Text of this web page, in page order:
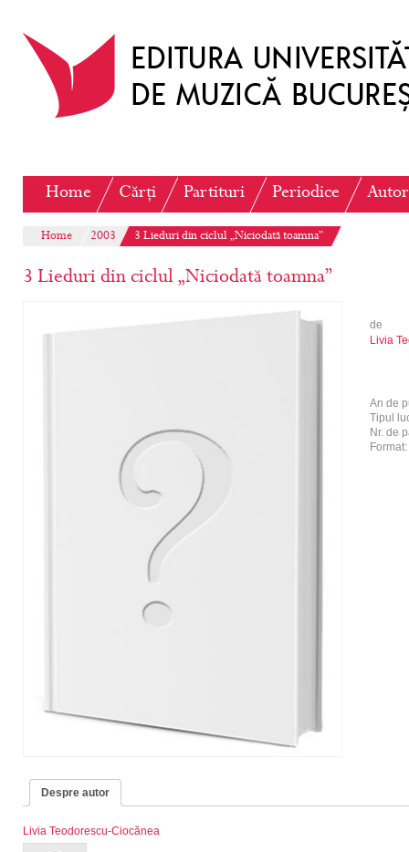
Home Cărți Partituri Periodice
Home 2003 3 Lieduri din ciclul „Niciodată toamna”
3 Lieduri din ciclul „Niciodată toamna”
de
Livia
An de
Tipul
Nr. de
Format:
Despre autor
Livia Teodorescu-Ciocănea